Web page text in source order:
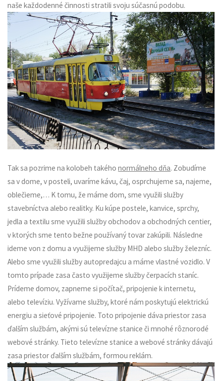
naše každodenné činnosti stratili svoju súčasnú podobu.
Tak sa pozrime na kolobeh takéhonormálneho dňa. Zobudíme
sa v dome, v posteli, uvaríme kávu, čaj, osprchujeme sa, najeme,
oblečieme,… K tomu, že máme dom, sme využili služby
stavebníctva alebo realitky. Ku kúpe postele, kanvice, sprchy,
jedla a textilu sme využili služby obchodov a obchodných centier,
v ktorých sme tento bežne používaný tovar zakúpili. Následne
ideme von z domu a využijeme služby MHD alebo služby železníc.
Alebo sme využili služby autopredajcu a máme vlastné vozidlo. V
tomto prípade zasa často využijeme služby čerpacích staníc.
Prídeme domov, zapneme si počítač, pripojenie k internetu,
alebo televíziu. Vyžívame služby, ktoré nám poskytujú elektrickú
energiu a sieťové pripojenie. Toto pripojenie dáva priestor zasa
ďalším službám, akými sú televízne stanice či mnohé rôznorodé
webové stránky. Tieto televízne stanice a webové stránky dávajú
zasa priestor ďalším službám, formou reklám.